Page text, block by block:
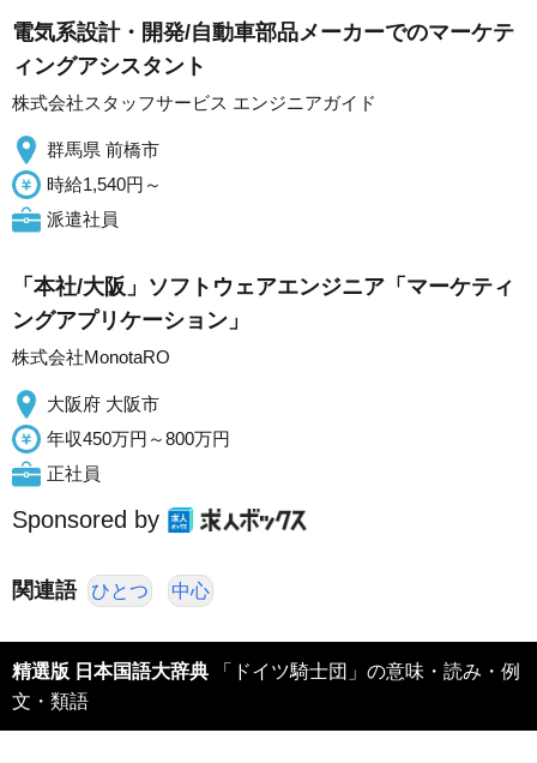
電気系設計・開発/自動車部品メーカーでのマーケテ
ィングアシスタント
株式会社スタッフサービス エンジニアガイド
群馬県 前橋市
時給1,540円～
派遣社員
「本社/大阪」ソフトウェアエンジニア「マーケティ
ングアプリケーション」
株式会社MonotaRO
大阪府 大阪市
年収450万円～800万円
正社員
Sponsored by
関連語 ひとつ 中心
精選版 日本国語大辞典 「ドイツ騎士団」の意味・読み・例
文・類語